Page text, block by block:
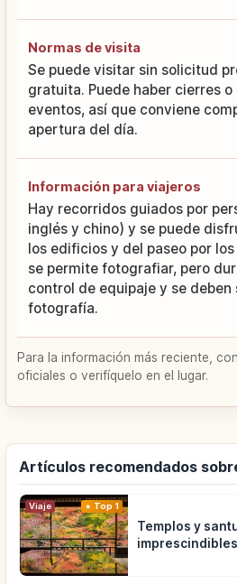
Normas de visita
Se puede visitar sin solicitud
gratuita. Puede haber cierres
eventos, así que conviene
apertura del día.
Información para viajeros
Hay recorridos guiados por
inglés y chino) y se puede
los edificios y del paseo por
se permite fotografiar, pero
control de equipaje y se
fotografía.
Para la información más reciente,
oficiales o verifíquelo en el lugar.
Artículos recomendados
Viaje Top 1
Templos y